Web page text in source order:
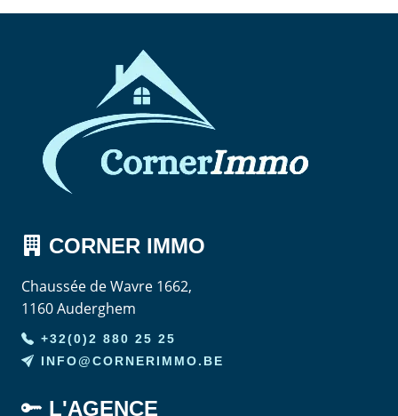
CORNER IMMO
Chaussée de Wavre 1662,
1160 Auderghem
+32(0)2 880 25 25
INFO@CORNERIMMO.BE
L'AGENCE